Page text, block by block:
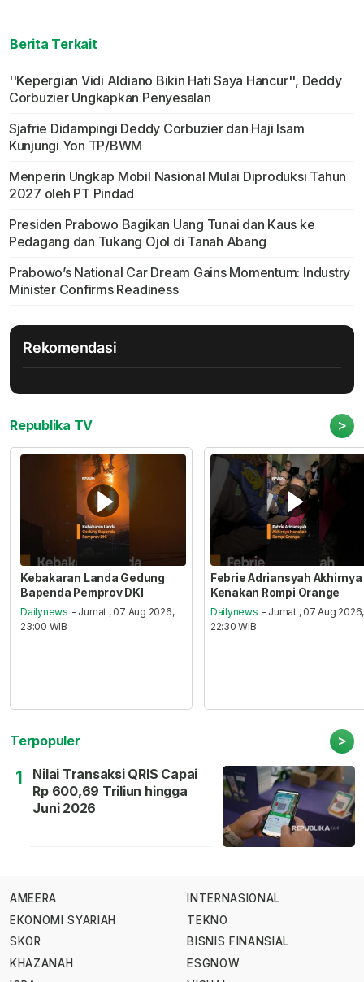
Berita Terkait
''Kepergian Vidi Aldiano Bikin Hati Saya Hancur'', Deddy
Corbuzier Ungkapkan Penyesalan
Sjafrie Didampingi Deddy Corbuzier dan Haji Isam
Kunjungi Yon TP/BWM
Menperin Ungkap Mobil Nasional Mulai Diproduksi Tahun
2027 oleh PT Pindad
Presiden Prabowo Bagikan Uang Tunai dan Kaus ke
Pedagang dan Tukang Ojol di Tanah Abang
Prabowo’s National Car Dream Gains Momentum: Industry
Minister Confirms Readiness
Rekomendasi
Republika TV >
Kebakaran Landa Gedung
Bapenda Pemprov DKI
Dailynews - Jumat , 07 Aug 2026,
23:00 WIB
Febrie Adriansyah Akhirnya
Kenakan Rompi Orange
Dailynews - Jumat , 07 Aug 2026,
22:30 WIB
Terpopuler >
1
Nilai Transaksi QRIS Capai
Rp 600,69 Triliun hingga
Juni 2026
AMEERA
EKONOMI SYARIAH
SKOR
KHAZANAH
INTERNASIONAL
TEKNO
BISNIS FINANSIAL
ESGNOW